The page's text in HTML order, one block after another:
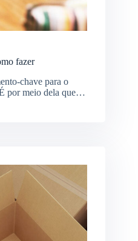
fazer
chave para o
por meio dela que…